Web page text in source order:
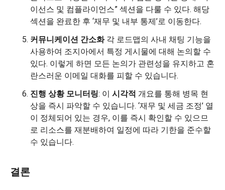
이선스 및 컴플라이언스” 섹션을 다룰 수 있다. 해당
섹션을 완료한 후 ‘재무 및 내부 통제’로 이동한다.
커뮤니케이션 간소화각 로드맵의 사내 채팅 기능을
사용하여 조지아에서 특정 게시물에 대해 논의할 수
있다. 이렇게 하면 모든 논의가 관련성을 유지하고 혼
란스러운 이메일 대화를 피할 수 있습니다.
진행 상황 모니터링: 이 시각적 개요를 통해 병목 현
상을 즉시 파악할 수 있습니다. ‘재무 및 세금 조정’ 열
이 정체되어 있는 경우, 이를 즉시 확인할 수 있으므
로 리소스를 재분배하여 일정에 따라 기한을 준수할
수 있습니다.
결론